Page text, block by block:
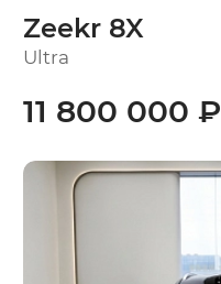
Zeekr 8X
Ultra
11 800 000 ₽